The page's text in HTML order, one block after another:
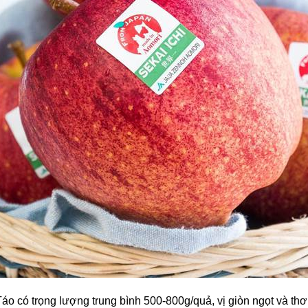
có trọng lượng trung bình 500-800g/quả, vị giòn ngọt và